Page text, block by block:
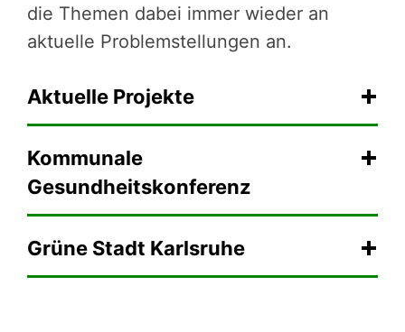
die Themen dabei immer wieder an
aktuelle Problemstellungen an.
Aktuelle Projekte
Kommunale
Gesundheitskonferenz
Grüne Stadt Karlsruhe